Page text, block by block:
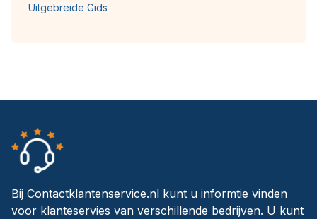
Uitgebreide Gids
Bij Contactklantenservice.nl kunt u informtie vinden
voor klanteservies van verschillende bedrijven. U kunt